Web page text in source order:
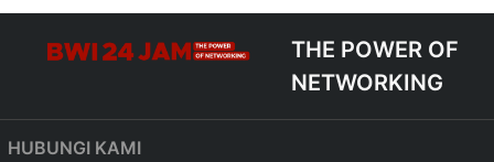
THE POWER OF
NETWORKING
HUBUNGI KAMI